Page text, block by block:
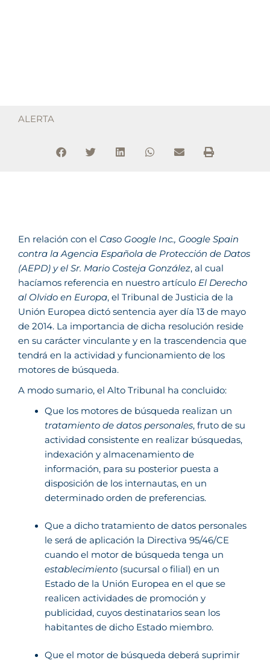
ALERTA
En relación con el Caso Google Inc., Google Spain
contra la Agencia Española de Protección de Datos
(AEPD) y el Sr. Mario Costeja González, al cual
hacíamos referencia en nuestro artículo  El Derecho
al Olvido en Europa, el Tribunal de Justicia de la
Unión Europea dictó sentencia ayer día 13 de mayo
de 2014. La importancia de dicha resolución reside
en su carácter vinculante y en la trascendencia que
tendrá en la actividad y funcionamiento de los
motores de búsqueda.
A modo sumario, el Alto Tribunal ha concluido:
Que los motores de búsqueda realizan un
tratamiento de datos personales, fruto de su
actividad consistente en realizar búsquedas,
indexación y almacenamiento de
información, para su posterior puesta a
disposición de los internautas, en un
determinado orden de preferencias.
Que a dicho tratamiento de datos personales
le será de aplicación la Directiva 95/46/CE
cuando el motor de búsqueda tenga un
establecimiento (sucursal o filial) en un
Estado de la Unión Europea en el que se
realicen actividades de promoción y
publicidad, cuyos destinatarios sean los
habitantes de dicho Estado miembro.
Que el motor de búsqueda deberá suprimir